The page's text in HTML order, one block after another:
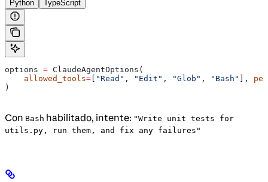
Python TypeScript
options = ClaudeAgentOptions(
    allowed_tools
= [ "Read" , "Edit" , "Glob" , "Bash" ],
)
Con Bash habilitado, intente: "Write unit tests for
utils.py, run them, and fix any failures"